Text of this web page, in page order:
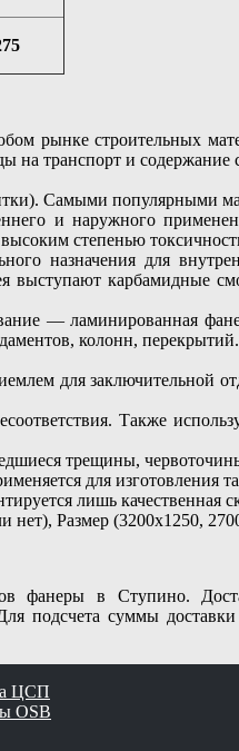
рынке строительных
на транспорт и
Самыми популярными
и наружного
степенью
назначения для
выступают карбамидные
— ламинированная
колонн,
для заключительной
Также
трещины,
для изготовления
лишь
Размер (3200х1250,
фанеры в Ступино.
подсчета суммы
ЦСП
OSB